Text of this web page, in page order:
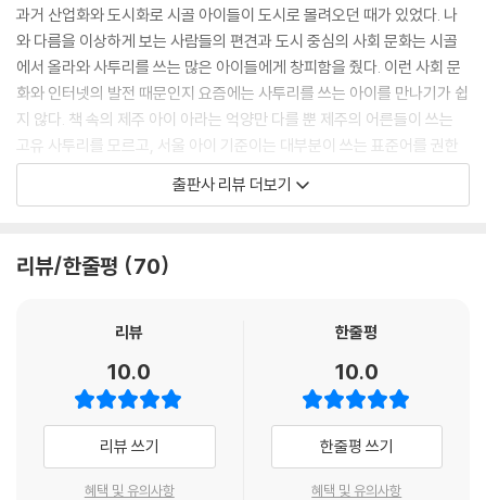
과거 산업화와 도시화로 시골 아이들이 도시로 몰려오던 때가 있었다. 나
와 다름을 이상하게 보는 사람들의 편견과 도시 중심의 사회 문화는 시골
에서 올라와 사투리를 쓰는 많은 아이들에게 창피함을 줬다. 이런 사회 문
화와 인터넷의 발전 때문인지 요즘에는 사투리를 쓰는 아이를 만나기가 쉽
지 않다. 책 속의 제주 아이 아라는 억양만 다를 뿐 제주의 어른들이 쓰는
고유 사투리를 모르고, 서울 아이 기준이는 대부분이 쓰는 표준어를 권한
다. 그런데 지방을 수도로 하고, 사투리를 표준어로 정했다면 우리는 서울
말을 쓰는 사람을 어떻게 보았을까? 말은 그 지역의 문화나 특색을 나타낸
『사투리 회화의 달인』 기준이는 새 할머니와 부대끼는 재미난 시골 이야기
는 제주 어른들을 만나고, 제주 사투리를 듣고, 제주 음식을 맛보고, 제주
즐거운 경험을 한다. 여행 가기 전, 이 책을 읽고 가면 여행지의 공기가 사
뭇 다르게 다가올 것이다.
세련미와 구수함으로 현실을 적나라하고 재미있게 알리는 동화!
출판사 리뷰 더보기
리뷰/한줄평 70
리뷰
10.0
리뷰 쓰기
혜택 및 유의사항
한줄평
10.0
한줄평 쓰기
혜택 및 유의사항